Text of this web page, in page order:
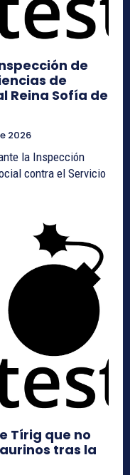
de
de
Reina Sofía de
2026
la Inspección
contra el Servicio
Tírig que no
tras la